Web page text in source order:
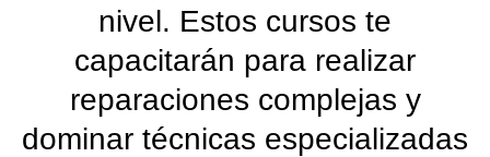
nivel. Estos cursos te
capacitarán para realizar
reparaciones complejas y
dominar técnicas especializadas